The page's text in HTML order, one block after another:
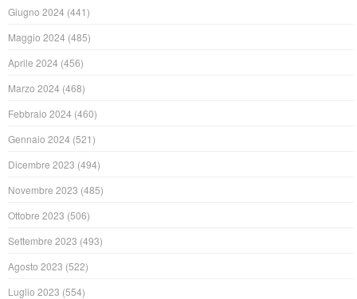
Giugno 2024 (441)
Maggio 2024 (485)
Aprile 2024 (456)
Marzo 2024 (468)
Febbraio 2024 (460)
Gennaio 2024 (521)
Dicembre 2023 (494)
Novembre 2023 (485)
Ottobre 2023 (506)
Settembre 2023 (493)
Agosto 2023 (522)
Luglio 2023 (554)